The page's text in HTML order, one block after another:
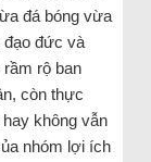
đá bóng vừa
đạo đức và
rộ ban
còn thực
không vẫn
nhóm lợi ích